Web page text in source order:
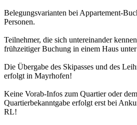
Belegungsvarianten bei Appartement-
Personen.
Teilnehmer, die sich untereinander
frühzeitiger Buchung in einem Haus
Die Übergabe des Skipasses und des
erfolgt in Mayrhofen!
Keine Vorab-Infos zum Quartier oder
Quartierbekanntgabe erfolgt erst bei
RL!